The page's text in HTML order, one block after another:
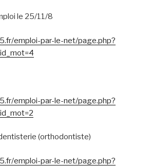
le 25/11/8
emploi-par-le-net/page.php?
emploi-par-le-net/page.php?
(orthodontiste)
emploi-par-le-net/page.php?